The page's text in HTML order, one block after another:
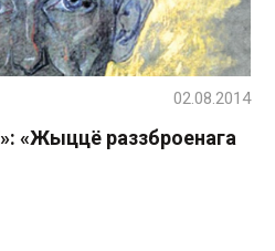
«Жыццё раззброенага
02.08.2014